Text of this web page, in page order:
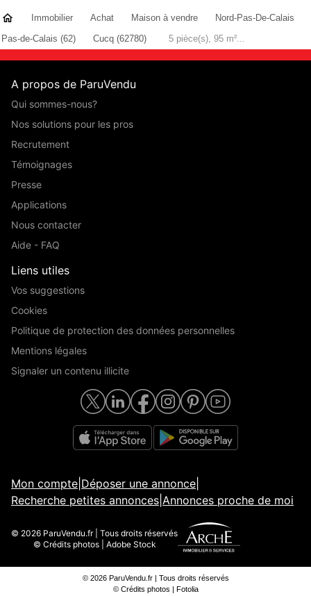
Immobilier Achat Maison à vendre
Nord-Pas-De-Calais
Pas-de-Calais (62)
Cucq (62780) 5 pièce(s), 95 m²...
A propos de ParuVendu
Qui sommes-nous?
Nos solutions pour les pros
Recrutement
Témoignages
Presse
Applications
Nous contacter
Aide - FAQ
Liens utiles
Vos suggestions
Cookies
Politique de protection des données personnelles
Mentions légales
Signaler un contenu illicite
Mon compte Déposer une annonce
Recherche petites annonces Annonces proche de moi
© 2026 ParuVendu.fr | Tous droits réservés
© Crédits photos | Adobe Stock
© 2026 ParuVendu.fr | Tous droits réservés
© Crédits photos | Fotolia